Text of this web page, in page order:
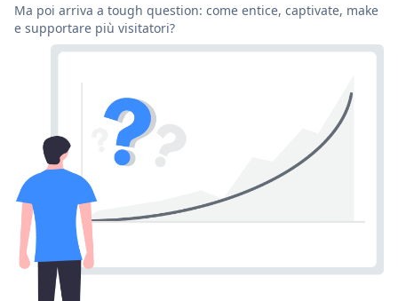
Ma poi arriva a tough question: come entice, captivate, make
e supportare più visitatori?